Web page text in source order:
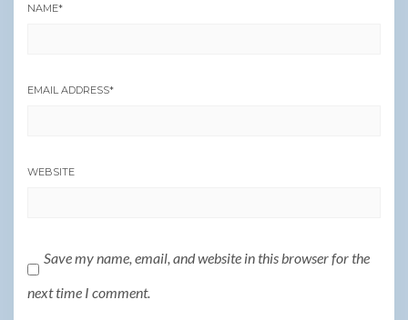
NAME*
EMAIL ADDRESS*
WEBSITE
Save my name, email, and website in this browser for the
next time I comment.